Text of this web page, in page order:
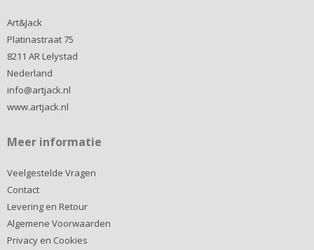
Art&Jack
Platinastraat 75
8211 AR Lelystad
Nederland
info@artjack.nl
www.artjack.nl
Meer informatie
Veelgestelde Vragen
Contact
Levering en Retour
Algemene Voorwaarden
Privacy en Cookies